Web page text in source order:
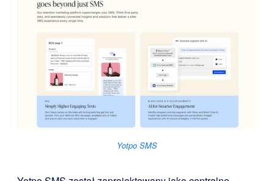
Yotpo SMS